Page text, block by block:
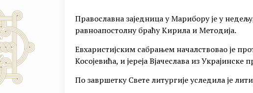
Православна заједница у Марибору је у
равноапостолну браћу Кирила и Методија.
Евхаристијским сабрањем началствовао је
Косојевића, и јереја Вјачеслава из Украјинске
По завршетку Свете литургије уследила је